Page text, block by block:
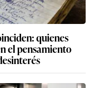
quienes
el pensamiento